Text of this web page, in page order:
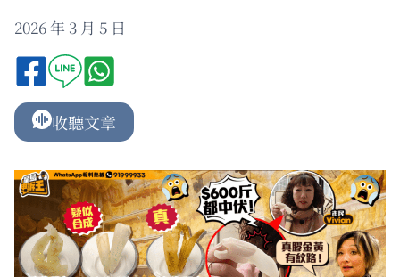
2026 年 3 月 5 日
收聽文章